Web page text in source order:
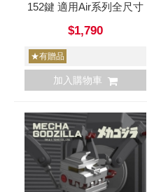
152鍵 適用Air系列全尺寸
$1,790
★有贈品
加入購物車